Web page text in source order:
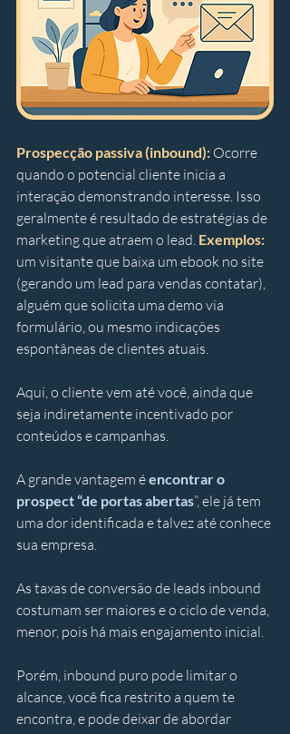
Prospecção passiva (inbound): Ocorre
quando o potencial cliente inicia a
interação demonstrando interesse. Isso
geralmente é resultado de estratégias de
marketing que atraem o lead. Exemplos:
um visitante que baixa um ebook no site
(gerando um lead para vendas contatar),
alguém que solicita uma demo via
formulário, ou mesmo indicações
espontâneas de clientes atuais.
Aqui, o cliente vem até você, ainda que
seja indiretamente incentivado por
conteúdos e campanhas.
A grande vantagem é encontrar o
prospect “de portas abertas”, ele já tem
uma dor identificada e talvez até conhece
sua empresa.
As taxas de conversão de leads inbound
costumam ser maiores e o ciclo de venda,
menor, pois há mais engajamento inicial.
Porém, inbound puro pode limitar o
alcance, você fica restrito a quem te
encontra, e pode deixar de abordar